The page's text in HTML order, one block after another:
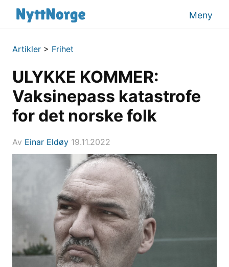
Meny
Artikler > Frihet
ULYKKE KOMMER:
Vaksinepass katastrofe
for det norske folk
Av Einar Eldøy 19.11.2022